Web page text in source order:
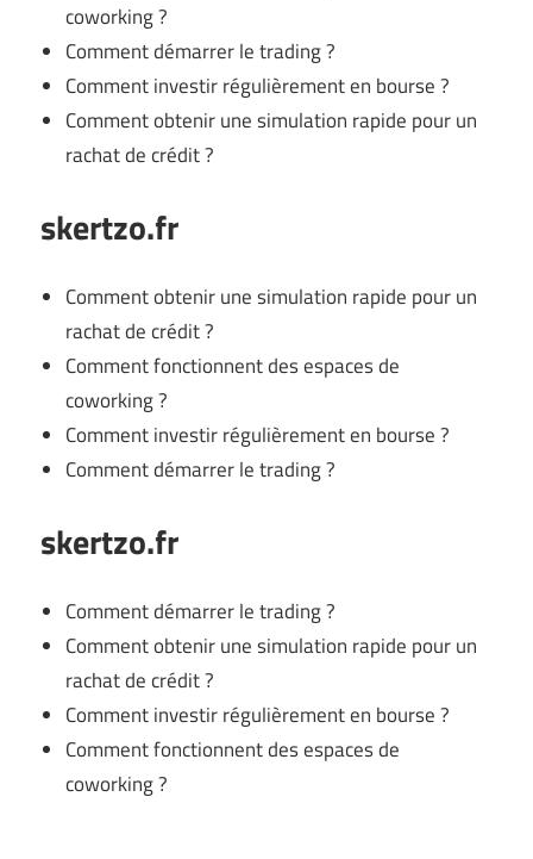
coworking ?
Comment démarrer le trading ?
Comment investir régulièrement en bourse ?
Comment obtenir une simulation rapide pour un
rachat de crédit ?
skertzo.fr
Comment obtenir une simulation rapide pour un
rachat de crédit ?
Comment fonctionnent des espaces de
coworking ?
Comment investir régulièrement en bourse ?
Comment démarrer le trading ?
skertzo.fr
Comment démarrer le trading ?
Comment obtenir une simulation rapide pour un
rachat de crédit ?
Comment investir régulièrement en bourse ?
Comment fonctionnent des espaces de
coworking ?